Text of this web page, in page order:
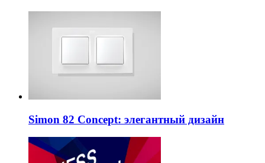
Simon 82 Concept: элегантный дизайн